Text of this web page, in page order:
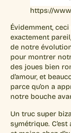
https://
Évidemment,
exactement
de notre
pour montrer
des joues bien
d’amour, et
parce qu’on a
notre bouche
Un truc super
symétrique.